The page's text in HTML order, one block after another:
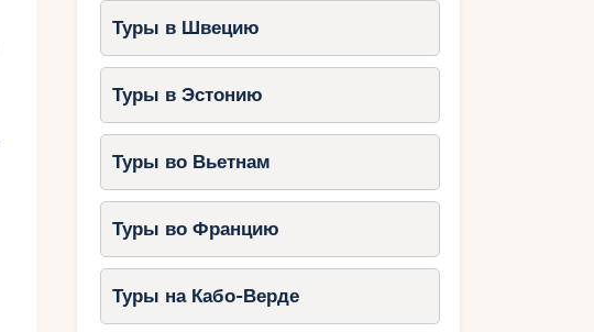
Туры в Швецию
Туры в Эстонию
Туры во Вьетнам
Туры во Францию
Туры на Кабо-Верде